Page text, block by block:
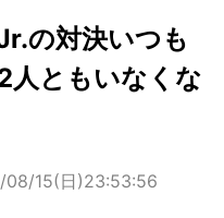
の対決いつも
人ともいなくな
08/15(日)23:53:56